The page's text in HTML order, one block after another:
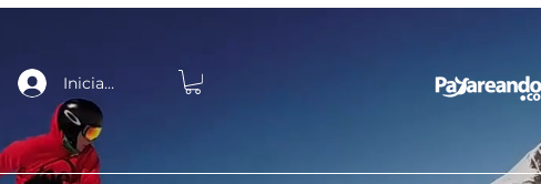
Iniciar sesión